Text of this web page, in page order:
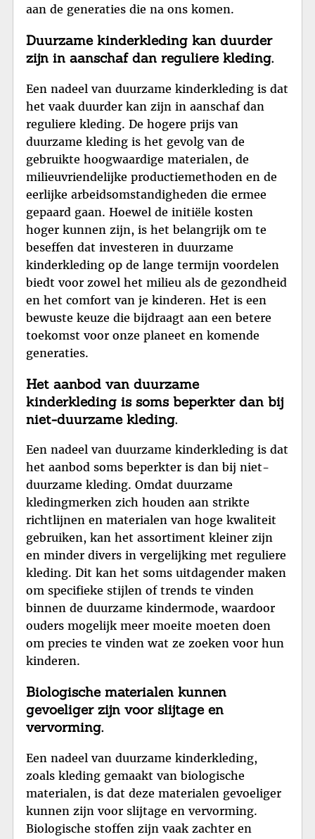
aan de generaties die na ons komen.
Duurzame kinderkleding kan duurder
zijn in aanschaf dan reguliere kleding.
Een nadeel van duurzame kinderkleding is dat
het vaak duurder kan zijn in aanschaf dan
reguliere kleding. De hogere prijs van
duurzame kleding is het gevolg van de
gebruikte hoogwaardige materialen, de
milieuvriendelijke productiemethoden en de
eerlijke arbeidsomstandigheden die ermee
gepaard gaan. Hoewel de initiële kosten
hoger kunnen zijn, is het belangrijk om te
beseffen dat investeren in duurzame
kinderkleding op de lange termijn voordelen
biedt voor zowel het milieu als de gezondheid
en het comfort van je kinderen. Het is een
bewuste keuze die bijdraagt aan een betere
toekomst voor onze planeet en komende
generaties.
Het aanbod van duurzame
kinderkleding is soms beperkter dan bij
niet-duurzame kleding.
Een nadeel van duurzame kinderkleding is dat
het aanbod soms beperkter is dan bij niet-
duurzame kleding. Omdat duurzame
kledingmerken zich houden aan strikte
richtlijnen en materialen van hoge kwaliteit
gebruiken, kan het assortiment kleiner zijn
en minder divers in vergelijking met reguliere
kleding. Dit kan het soms uitdagender maken
om specifieke stijlen of trends te vinden
binnen de duurzame kindermode, waardoor
ouders mogelijk meer moeite moeten doen
om precies te vinden wat ze zoeken voor hun
kinderen.
Biologische materialen kunnen
gevoeliger zijn voor slijtage en
vervorming.
Een nadeel van duurzame kinderkleding,
zoals kleding gemaakt van biologische
materialen, is dat deze materialen gevoeliger
kunnen zijn voor slijtage en vervorming.
Biologische stoffen zijn vaak zachter en